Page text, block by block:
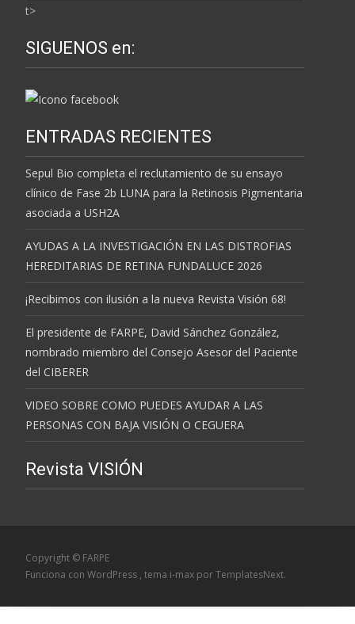
t>
SIGUENOS en:
ENTRADAS RECIENTES
Sepul Bio completa el reclutamiento de su ensayo
clínico de Fase 2b LUNA para la Retinosis Pigmentaria
asociada a USH2A
AYUDAS A LA INVESTIGACIÓN EN LAS DISTROFIAS
HEREDITARIAS DE RETINA FUNDALUCE 2026
¡Recibimos con ilusión a la nueva Revista Visión 68!
El presidente de FARPE, David Sánchez González,
nombrado miembro del Consejo Asesor del Paciente
del CIBERER
VIDEO SOBRE COMO PUEDES AYUDAR A LAS
PERSONAS CON BAJA VISIÓN O CEGUERA
Revista VISIÓN
Copyright © FARPE
Funciona con WordPress , tema i-max por TemplatesNext.